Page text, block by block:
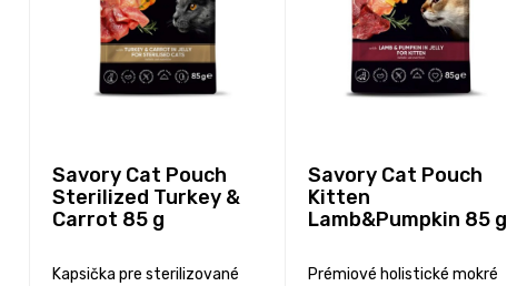
Savory Cat Pouch
Sterilized Turkey &
Carrot 85 g
Kapsička pre sterilizované
Savory Cat Pouch
Kitten
Lamb&Pumpkin 85 g
Prémiové holistické mokré